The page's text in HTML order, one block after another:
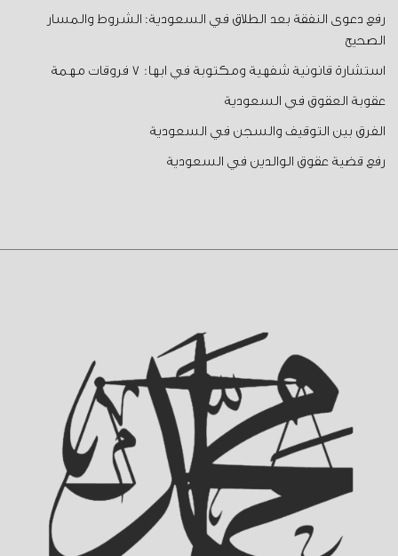
رفع دعوى النفقة بعد الطلاق في السعودية: الشروط والمسار
الصحيح
استشارة قانونية شفهية ومكتوبة في ابها: 7 فروقات مهمة
عقوبة العقوق في السعودية
الفرق بين التوقيف والسجن في السعودية
رفع قضية عقوق الوالدين في السعودية